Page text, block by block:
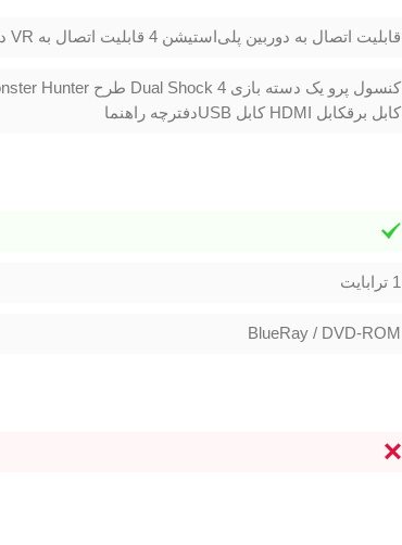
قابلیت اتصال به دوربین پلی‌استیشن 4 قابلیت اتصال به VR دارای طراحی جدید دسته نسخه Monster Hunter
کابل برقکابل HDMI کابل USBدفترچه راهنما
1 ترابايت
BlueRay / DVD-ROM